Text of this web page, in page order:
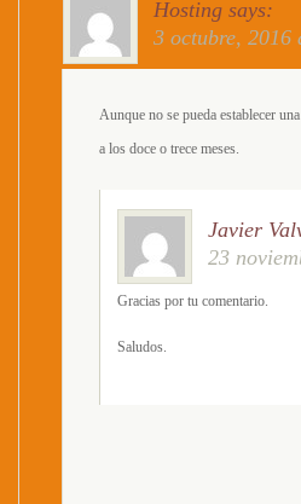
Hosting says:
3 octubre, 2016
Aunque no se pueda establecer
a los doce o trece meses.
Javier
23
Gracias por tu comentario.
Saludos.